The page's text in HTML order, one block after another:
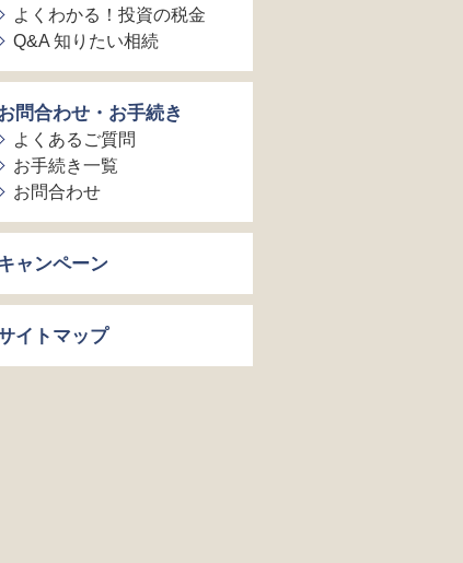
よくわかる！投資の税金
Q&A 知りたい相続
問合わせ・お手続き
よくあるご質問
お手続き一覧
お問合わせ
ャンペーン
イトマップ